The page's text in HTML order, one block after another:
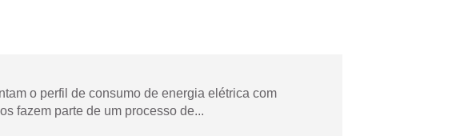
o perfil de consumo de energia elétrica com
fazem parte de um processo de...